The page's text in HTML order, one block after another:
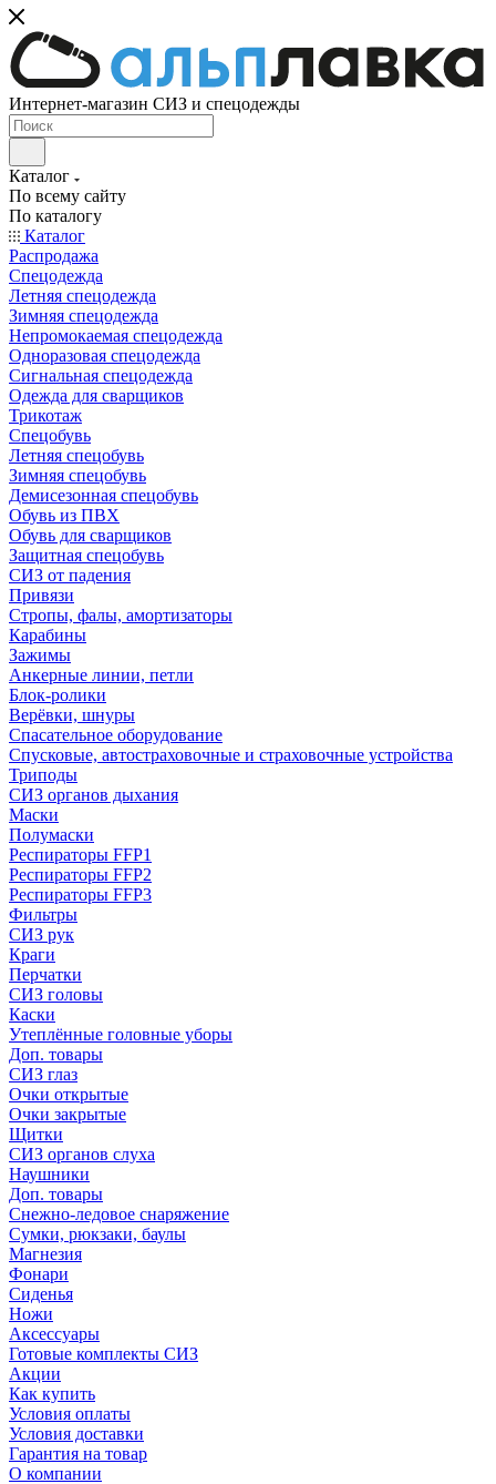
Интернет-магазин СИЗ и спецодежды
Каталог
По всему сайту
По каталогу
Каталог
Распродажа
Спецодежда
Летняя спецодежда
Зимняя спецодежда
Непромокаемая спецодежда
Одноразовая спецодежда
Сигнальная спецодежда
Одежда для сварщиков
Трикотаж
Спецобувь
Летняя спецобувь
Зимняя спецобувь
Демисезонная спецобувь
Обувь из ПВХ
Обувь для сварщиков
Защитная спецобувь
СИЗ от падения
Привязи
Стропы, фалы, амортизаторы
Карабины
Зажимы
Анкерные линии, петли
Блок-ролики
Верёвки, шнуры
Спасательное оборудование
Спусковые, автостраховочные и страховочные устройства
Триподы
СИЗ органов дыхания
Маски
Полумаски
Респираторы FFP1
Респираторы FFP2
Респираторы FFP3
Фильтры
СИЗ рук
Краги
Перчатки
СИЗ головы
Каски
Утеплённые головные уборы
Доп. товары
СИЗ глаз
Очки открытые
Очки закрытые
Щитки
СИЗ органов слуха
Наушники
Доп. товары
Снежно-ледовое снаряжение
Сумки, рюкзаки, баулы
Магнезия
Фонари
Сиденья
Ножи
Аксессуары
Готовые комплекты СИЗ
Акции
Как купить
Условия оплаты
Условия доставки
Гарантия на товар
О компании